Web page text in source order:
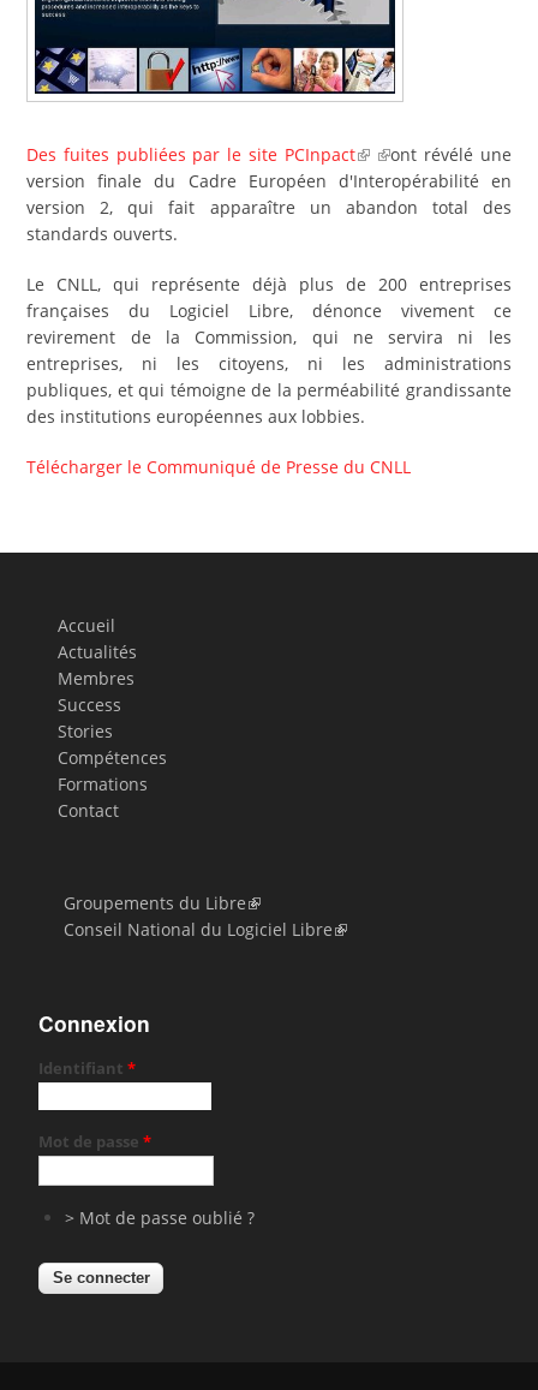
Des fuites publiées par le site PCInpact
ont révélé une
version finale du Cadre Européen d'Interopérabilité en
version 2, qui fait apparaître un abandon total des
standards ouverts.
Le CNLL, qui représente déjà plus de 200 entreprises
françaises du Logiciel Libre, dénonce vivement ce
revirement de la Commission, qui ne servira ni les
entreprises, ni les citoyens, ni les administrations
publiques, et qui témoigne de la perméabilité grandissante
des institutions européennes aux lobbies.
Télécharger le Communiqué de Presse du CNLL
Accueil
Actualités
Membres
Success
Stories
Compétences
Formations
Contact
Groupements du Libre
Conseil National du Logiciel Libre
Connexion
Identifiant*
Mot de passe*
> Mot de passe oublié ?